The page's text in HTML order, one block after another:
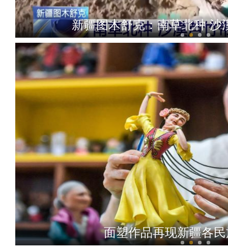
新疆铁门关：迎数千只灰鹤
新疆4000亩沙漠盐
丹霞山峦裹残雪 金黄肌理